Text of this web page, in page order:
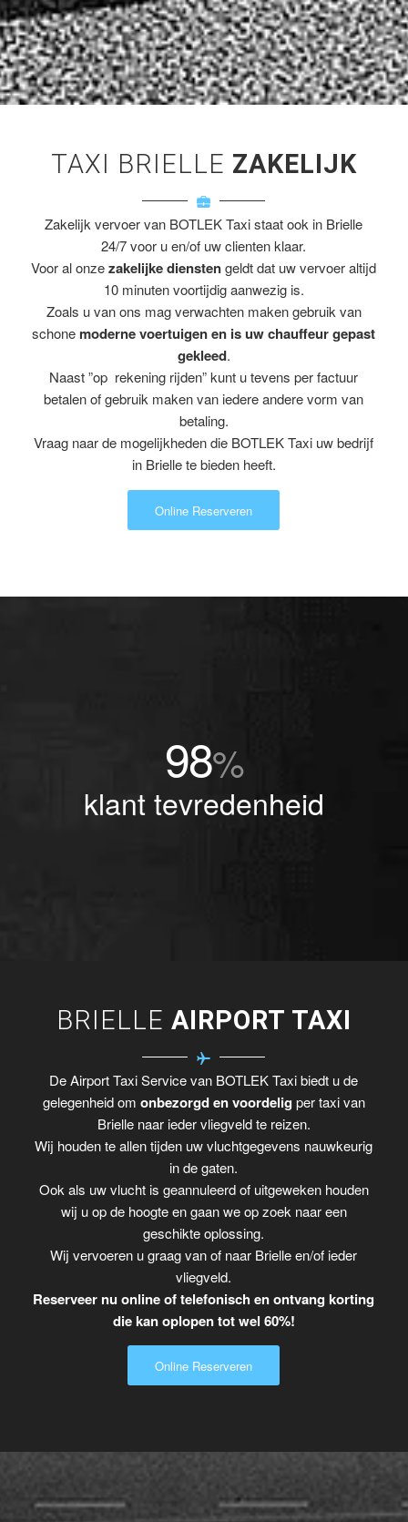
TAXI BRIELLE ZAKELIJK
Zakelijk vervoer van BOTLEK Taxi staat ook in Brielle
24/7 voor u en/of uw clienten klaar.
Voor al onzezakelijke dienstengeldt dat uw vervoer altijd
10 minuten voortijdig aanwezig is.
Zoals u van ons mag verwachten maken gebruik van
schone moderne voertuigen en is uw chauffeur gepast
gekleed.
Naast ”op rekening rijden” kunt u tevens per factuur
betalen of gebruik maken van iedere andere vorm van
betaling.
Vraag naar de mogelijkheden die BOTLEK Taxi uw bedrijf
in Brielle te bieden heeft.
Online Reserveren
98%
klant tevredenheid
BRIELLE AIRPORT TAXI
De Airport Taxi Service van BOTLEK Taxi biedt u de
gelegenheid om onbezorgd en voordelig per taxi van
Brielle naar ieder vliegveld te reizen.
Wij houden te allen tijden uw vluchtgegevens nauwkeurig
in de gaten.
Ook als uw vlucht is geannuleerd of uitgeweken houden
wij u op de hoogte en gaan we op zoek naar een
geschikte oplossing.
Wij vervoeren u graag van of naar Brielle en/of ieder
vliegveld.
Reserveer nu online of telefonisch en ontvang korting
die kan oplopen tot wel 60%!
Online Reserveren